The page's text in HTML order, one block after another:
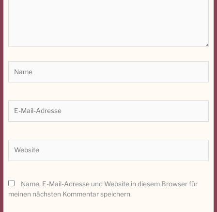
Mail-
Name, E-Mail-Adresse und Website in diesem Browser für
meinen nächsten Kommentar speichern.